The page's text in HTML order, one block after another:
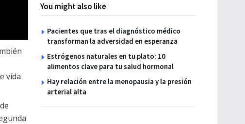
You might also like
Pacientes que tras el diagnóstico médico
transforman la adversidad en esperanza
Estrógenos naturales en tu plato: 10
alimentos clave para tu salud hormonal
Hay relación entre la menopausia y la presión
arterial alta
vida